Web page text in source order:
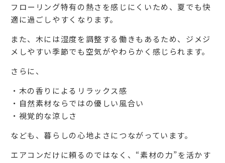
フローリング特有の熱さを感じにくいため、夏でも快
適に過ごしやすくなります。
また、木には湿度を調整する働きもあるため、ジメジ
メしやすい季節でも空気がやわらかく感じられます。
さらに、
・木の香りによるリラックス感
・自然素材ならではの優しい風合い
・視覚的な涼しさ
なども、暮らしの心地よさにつながっています。
エアコンだけに頼るのではなく、“素材の力”を活かす